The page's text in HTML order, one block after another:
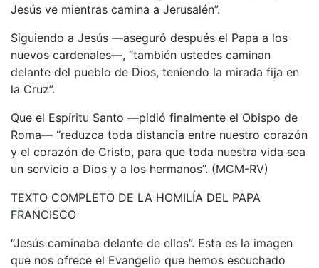
Jesús ve mientras camina a Jerusalén”.
Siguiendo a Jesús —aseguró después el Papa a los
nuevos cardenales—, “también ustedes caminan
delante del pueblo de Dios, teniendo la mirada fija en
la Cruz”.
Que el Espíritu Santo —pidió finalmente el Obispo de
Roma— “reduzca toda distancia entre nuestro corazón
y el corazón de Cristo, para que toda nuestra vida sea
un servicio a Dios y a los hermanos”. (MCM-RV)
TEXTO COMPLETO DE LA HOMILÍA DEL PAPA
FRANCISCO
“Jesús caminaba delante de ellos”. Esta es la imagen
que nos ofrece el Evangelio que hemos escuchado